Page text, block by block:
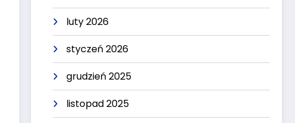
luty 2026
styczeń 2026
grudzień 2025
listopad 2025